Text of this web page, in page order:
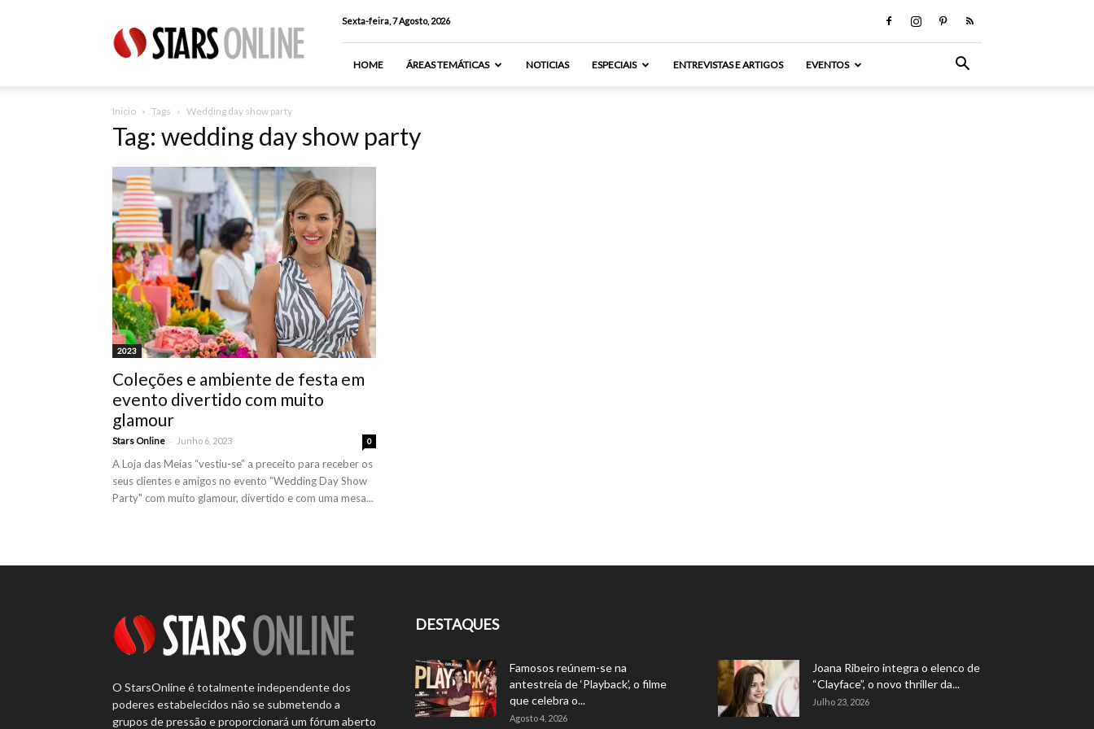
Online
Sexta-feira, 7 Agosto, 2026
HOME ÁREAS TEMÁTICAS NOTICIAS ESPECIAIS ENTREVISTAS E ARTIGOS EVENTOS
Inicio Tags Wedding day show party
Tag: wedding day show party
2023
Coleções e ambiente de festa em
evento divertido com muito
glamour
Stars Online - Junho 6, 2023 0
A Loja das Meias “vestiu-se” a preceito para receber os
seus clientes e amigos no evento "Wedding Day Show
Party" com muito glamour, divertido e com uma mesa...
O StarsOnline é totalmente independente dos
poderes estabelecidos não se submetendo a
grupos de pressão e proporcionará um fórum aberto
DESTAQUES
Famosos reúnem-se na
antestreia de ‘Playback’, o filme
que celebra o...
Agosto 4, 2026
Joana Ribeiro integra o elenco de
“Clayface”, o novo thriller da...
Julho 23, 2026